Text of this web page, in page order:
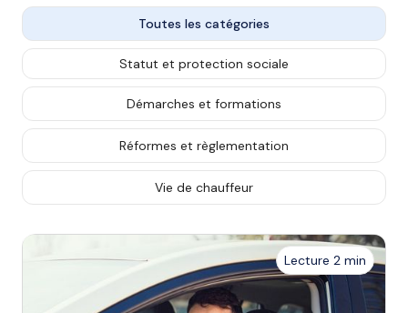
Toutes les catégories
Statut et protection sociale
Démarches et formations
Réformes et règlementation
Vie de chauffeur
Lecture 2 min